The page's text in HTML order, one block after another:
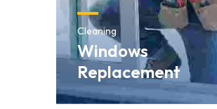
Cleaning
Windows
Replacement